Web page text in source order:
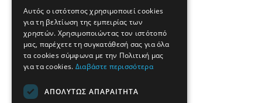
Αυτός ο ιστότοπος χρησιμοποιεί cookies
για τη βελτίωση της εμπειρίας των
χρηστών. Χρησιμοποιώντας τον ιστότοπό
μας, παρέχετε τη συγκατάθεσή σας για όλα
τα cookies σύμφωνα με την Πολιτική μας
για τα cookies. Διαβάστε περισσότερα
ΑΠΟΛΎΤΩΣ ΑΠΑΡΑΊΤΗΤΑ